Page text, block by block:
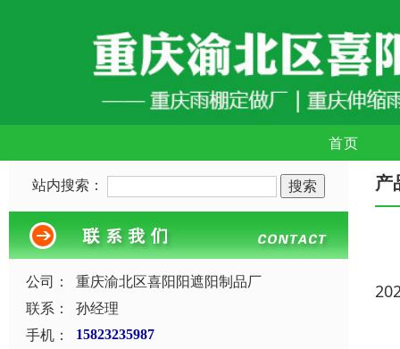
首页
站内搜索：
公司：
重庆渝北区喜阳阳遮阳制品厂
联系：
孙经理
手机：
15823235987
产